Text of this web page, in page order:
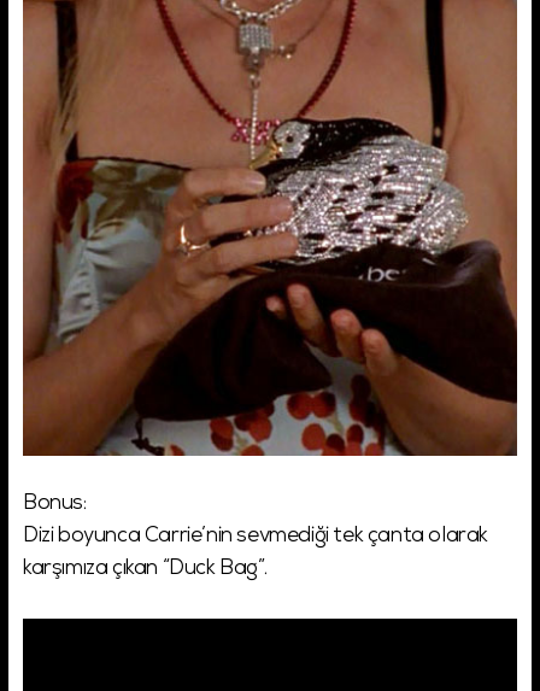
Bonus:
Dizi boyunca Carrie’nin sevmediği tek çanta olarak
karşımıza çıkan “Duck Bag”.